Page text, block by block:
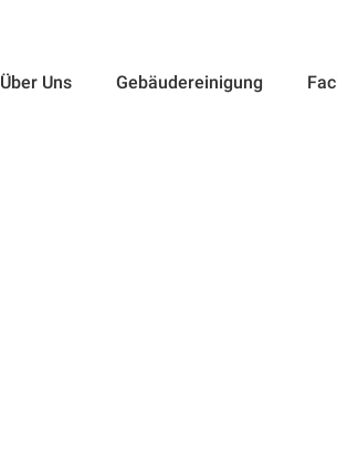
Über Uns Gebäudereinigung